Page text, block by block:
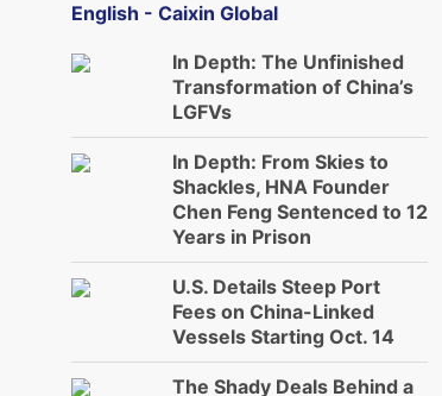
English - Caixin Global
In Depth: The Unfinished
Transformation of China’s
LGFVs
In Depth: From Skies to
Shackles, HNA Founder
Chen Feng Sentenced to 12
Years in Prison
U.S. Details Steep Port
Fees on China-Linked
Vessels Starting Oct. 14
The Shady Deals Behind a